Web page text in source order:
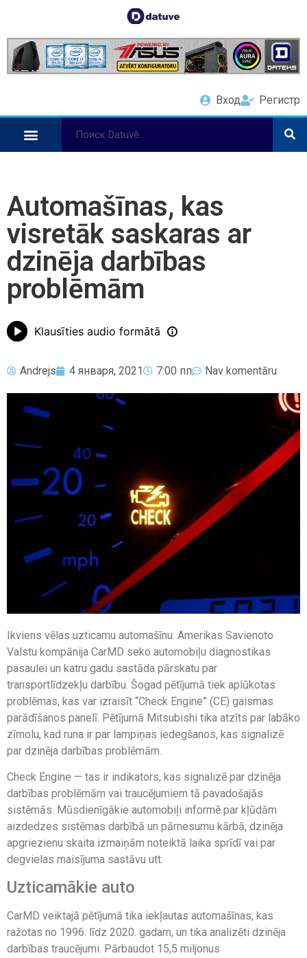
Вход Регистр
Automašīnas, kas
visretāk saskaras ar
dzinēja darbības
problēmām
Klausīties audio formātā
Andrejs 4 января, 2021 7:00 пп Nav komentāru
Ikviens vēlas uzticamu automašīnu. Amerikas Savienoto
Valstu kompānija CarMD seko automobiļu diagnostikas
pasaulei un katru gadu sastāda pārskatu par
transportlīdzekļu darbību. Šogad pētījumā tiek aplūkotas
problēmas, kas var izraisīt “Check Engine” (CE) gaismas
parādīšanos panelī. Pētījumā Mitsubishi tika atzīts par labāko
zīmolu, kad runa ir par lampiņas iedegšanos, kas signalizē
par dzinēja darbības problēmām.
Check Engine — tas ir indikators, kas signalizē par dzinēja
darbības problēmām vai traucējumiem tā pavadošajās
sistēmās. Mūsdienīgākie automobiļi informē par kļūdām
aizdedzes sistēmas darbībā un pārnesumu kārbā, dzinēja
apgriezienu skaita izmaiņām noteiktā laika sprīdī vai par
degvielas maisījuma sastāvu utt.
Uzticamākie auto
CarMD veiktajā pētījumā tika iekļautas automašīnas, kas
ražotas no 1996. līdz 2020. gadam, un tika analizēti dzinēja
darbības traucējumi. Pārbaudot 15,5 miljonus